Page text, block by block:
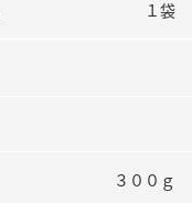
１袋
３００ｇ